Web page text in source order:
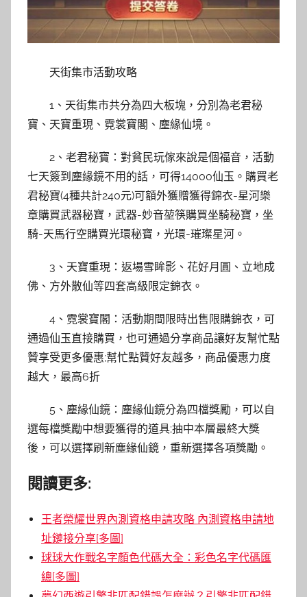
天街集市活動攻略
1、天街集市共分為四大板塊，分別為老君秘
寶、天寶重現、霓裳寶閣、塵緣仙境。
2、老君秘寶：對貧民玩傢來說是個福音，活動
七天簽到塵緣鏡不用的話，可得14000仙玉。購買老
君秘寶(4種共計240元)可額外獲贈獲得錦衣-星河樂
章購買武器秘寶，武器-妙音堃筷購買坐騎秘寶，坐
騎-天馬行空購買光環秘寶，光環-璀璨星河。
3、天寶重現：返場雪眸影、花好月圓、立地成
佛、方外散仙等四套高級限定錦衣。
4、霓裳寶閣：活動期間限時出售限購錦衣，可
通過仙玉直接購買，也可通過分享商品讓好友幫忙點
贊享受更多優惠;幫忙點贊好友越多，商品優惠力度
越大，最高6折
5、塵緣仙鏡：塵緣仙鏡分為四檔獎勵，可以自
選每檔獎勵中想要獲得的道具;抽中本層最終大獎
後，可以選擇刷新塵緣仙鏡，重新選擇各項獎勵。
閱讀更多:
王者榮耀世界內測資格申請攻略 內測資格申請地
址鏈接分享[多圖]
球球大作戰名字顏色代碼大全：彩色名字代碼匯
總[多圖]